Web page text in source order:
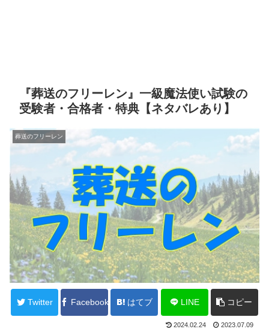
『葬送のフリーレン』一級魔法使い試験の
受験者・合格者・特典【ネタバレあり】
葬送のフリーレン
Twitter Facebook はてブ LINE コピー
2024.02.24 2023.07.09